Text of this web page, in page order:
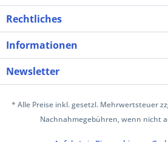
Rechtliches
Informationen
Newsletter
* Alle Preise inkl. gesetzl. Mehrwertsteuer
Nachnahmegebühren, wenn nicht